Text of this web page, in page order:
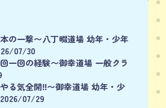
の一撃〜八丁畷道場 幼年・少年
07/30
一回の経験〜御幸道場 一般クラ
る気全開‼️〜御幸道場 幼年・少
07/29